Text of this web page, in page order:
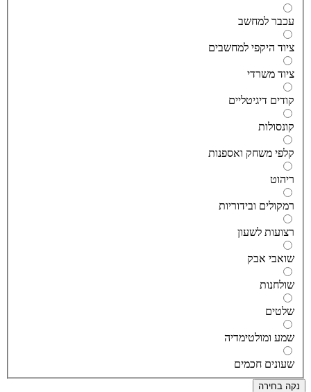
למחשב
היקפי למחשבים
משרדי
דיגיטליים
משחק ואספנות
ובידוריות
לשעון
אבק
ומולטימדיה
חכמים
בחירה